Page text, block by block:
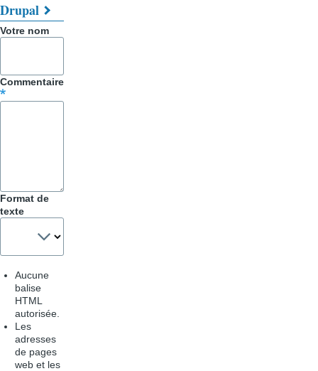
pour
Trucs
Astuces
Drupal
Votre nom
Commentaire
Format de
texte
Aucune
balise
HTML
autorisée.
Les
adresses
de pages
web et les